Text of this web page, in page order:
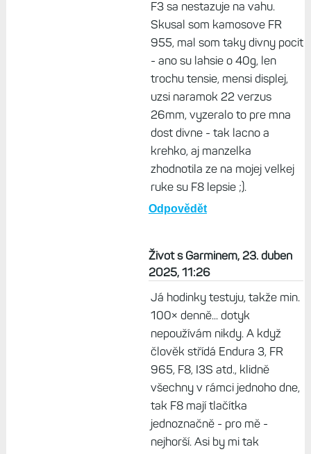
bezkach, biku, turistike - dole
ich davam ked idem do
sprchy, nabijam alebo robim
nieco okolo domu, kde hrozi
zbytocne zavadenie alebo
zaspinenie. Ako samozrejme
dcerine FR165 su lahsie, ale
ani ich nezapnem na ruku ;) a
ani 15-rocny syn co ma stare
F3 sa nestazuje na vahu.
Skusal som kamosove FR
955, mal som taky divny pocit
trochu tensie, mensi displej,
uzsi naramok 22 verzus
dost divne - tak lacno a
krehko, aj manzelka
zhodnotila ze na mojej velkej
Odpovědět
Život s Garminem, 23. duben
2025, 11:26